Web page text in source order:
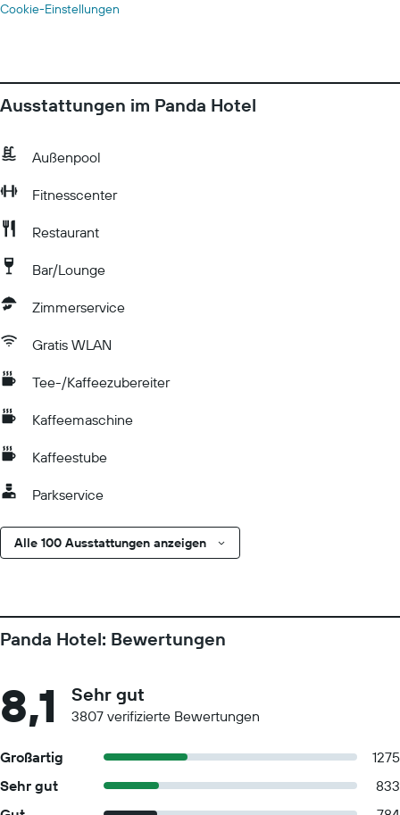
Cookie-Einstellungen
Ausstattungen im Panda Hotel
Außenpool
Fitnesscenter
Restaurant
Bar/Lounge
Zimmerservice
Gratis WLAN
Tee-/Kaffeezubereiter
Kaffeemaschine
Kaffeestube
Parkservice
Alle 100 Ausstattungen anzeigen
Panda Hotel: Bewertungen
8,1 Sehr gut
3807 verifizierte Bewertungen
Großartig
1275
Sehr gut
833